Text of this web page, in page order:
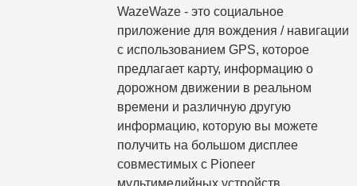
WazeWaze - это социальное
приложение для вождения / навигации
с использованием GPS, которое
предлагает карту, информацию о
дорожном движении в реальном
времени и различную другую
информацию, которую вы можете
получить на большом дисплее
совместимых с Pioneer
мультимедийных устройств.